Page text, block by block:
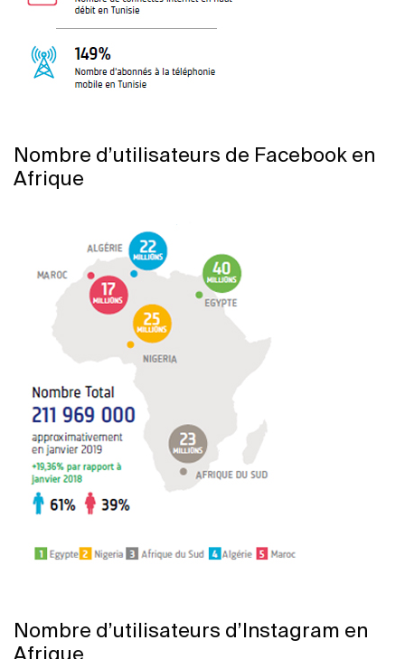
Nombre d’utilisateurs de Facebook en
Afrique
Nombre d’utilisateurs d’Instagram en
Afrique